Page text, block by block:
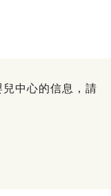
中心的信息，請